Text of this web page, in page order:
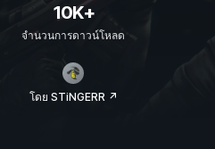
10K+
จำนวนการดาวน์โหลด
โดย STiNGERR ↗